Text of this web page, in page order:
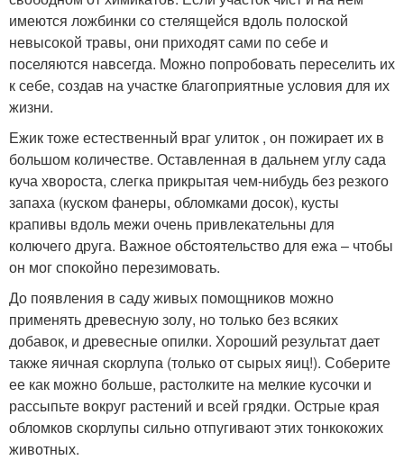
имеются ложбинки со стелящейся вдоль полоской
невысокой травы, они приходят сами по себе и
поселяются навсегда. Можно попробовать переселить их
к себе, создав на участке благоприятные условия для их
жизни.
Ежик тоже естественный враг улиток , он пожирает их в
большом количестве. Оставленная в дальнем углу сада
куча хвороста, слегка прикрытая чем-нибудь без резкого
запаха (куском фанеры, обломками досок), кусты
крапивы вдоль межи очень привлекательны для
колючего друга. Важное обстоятельство для ежа – чтобы
он мог спокойно перезимовать.
До появления в саду живых помощников можно
применять древесную золу, но только без всяких
добавок, и древесные опилки. Хороший результат дает
также яичная скорлупа (только от сырых яиц!). Соберите
ее как можно больше, растолките на мелкие кусочки и
рассыпьте вокруг растений и всей грядки. Острые края
обломков скорлупы сильно отпугивают этих тонкокожих
животных.